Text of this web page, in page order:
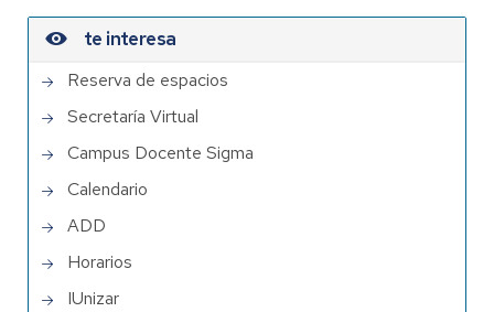
te interesa
Reserva de espacios
Secretaría Virtual
Campus Docente Sigma
Calendario
ADD
Horarios
IUnizar